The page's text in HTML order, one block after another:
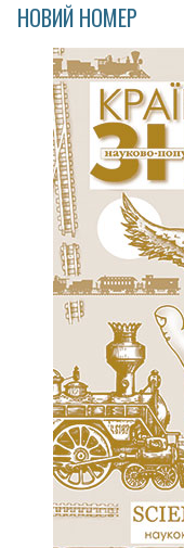
НОВИЙ НОМЕР